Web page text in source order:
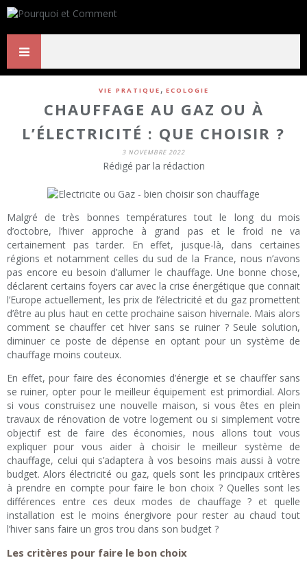
VIE PRATIQUE , ECOLOGIE
CHAUFFAGE AU GAZ OU À
L’ÉLECTRICITÉ : QUE CHOISIR ?
3 NOVEMBRE 2022
Rédigé par la rédaction
Malgré de très bonnes températures tout le long du mois
d’octobre, l’hiver approche à grand pas et le froid ne va
certainement pas tarder. En effet, jusque-là, dans certaines
régions et notamment celles du sud de la France, nous n’avons
pas encore eu besoin d’allumer le chauffage. Une bonne chose,
déclarent certains foyers car avec la crise énergétique que connait
l’Europe actuellement, les prix de l’électricité et du gaz promettent
d’être au plus haut en cette prochaine saison hivernale. Mais alors
comment se chauffer cet hiver sans se ruiner ? Seule solution,
diminuer ce poste de dépense en optant pour un système de
chauffage moins couteux.
En effet, pour faire des économies d’énergie et se chauffer sans
se ruiner, opter pour le meilleur équipement est primordial. Alors
si vous construisez une nouvelle maison, si vous êtes en plein
travaux de rénovation de votre logement ou si simplement votre
objectif est de faire des économies, nous allons tout vous
expliquer pour vous aider à choisir le meilleur système de
chauffage, celui qui s’adaptera à vos besoins mais aussi à votre
budget. Alors électricité ou gaz, quels sont les principaux critères
à prendre en compte pour faire le bon choix ? Quelles sont les
différences entre ces deux modes de chauffage ? et quelle
installation est le moins énergivore pour rester au chaud tout
l’hiver sans faire un gros trou dans son budget ?
Les critères pour faire le bon choix